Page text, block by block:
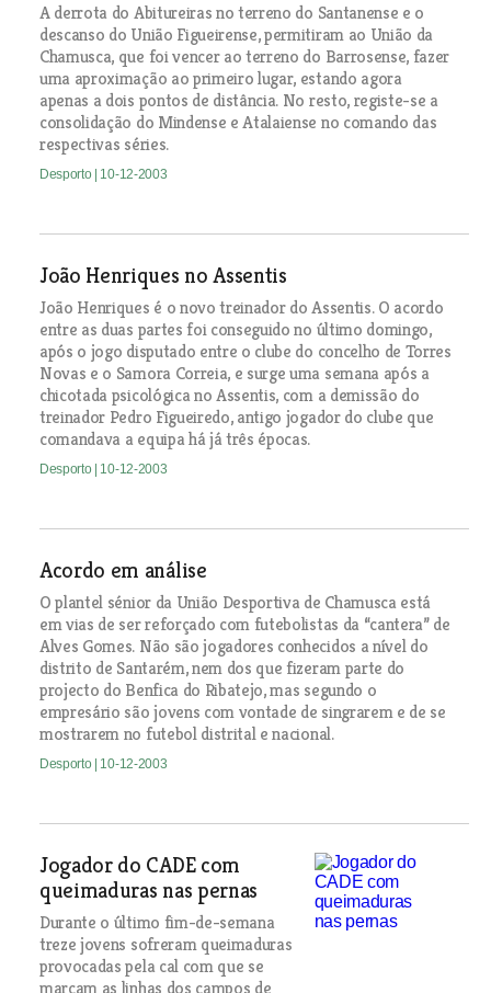
A derrota do Abitureiras no terreno do Santanense e o
descanso do União Figueirense, permitiram ao União da
Chamusca, que foi vencer ao terreno do Barrosense, fazer
uma aproximação ao primeiro lugar, estando agora
apenas a dois pontos de distância. No resto, registe-se a
consolidação do Mindense e Atalaiense no comando das
respectivas séries.
Desporto | 10-12-2003
João Henriques no Assentis
João Henriques é o novo treinador do Assentis. O acordo
entre as duas partes foi conseguido no último domingo,
após o jogo disputado entre o clube do concelho de Torres
Novas e o Samora Correia, e surge uma semana após a
chicotada psicológica no Assentis, com a demissão do
treinador Pedro Figueiredo, antigo jogador do clube que
comandava a equipa há já três épocas.
Desporto | 10-12-2003
Acordo em análise
O plantel sénior da União Desportiva de Chamusca está
em vias de ser reforçado com futebolistas da “cantera” de
Alves Gomes. Não são jogadores conhecidos a nível do
distrito de Santarém, nem dos que fizeram parte do
projecto do Benfica do Ribatejo, mas segundo o
empresário são jovens com vontade de singrarem e de se
mostrarem no futebol distrital e nacional.
Desporto | 10-12-2003
Jogador do CADE com
queimaduras nas pernas
Durante o último fim-de-semana
treze jovens sofreram queimaduras
provocadas pela cal com que se